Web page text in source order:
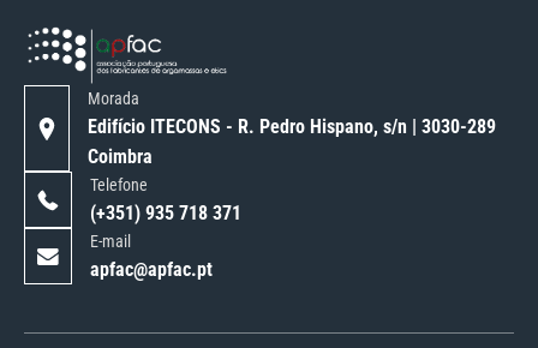
Morada
Edifício ITECONS - R. Pedro Hispano, s/n | 3030-289
Coimbra
Telefone
(+351) 935 718 371
E-mail
apfac@apfac.pt